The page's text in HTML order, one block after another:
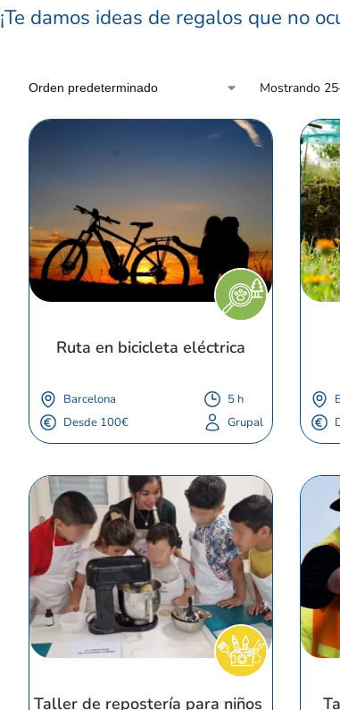
¡Te damos ideas de regalos que no
Mostrando
Ruta en bicicleta eléctrica
Barcelona
Desde 100€
5 h
Grupal
Taller de repostería para niños